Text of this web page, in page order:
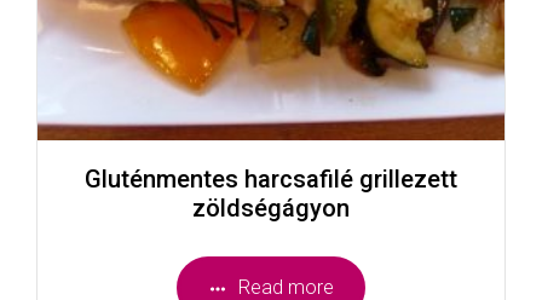
Gluténmentes harcsafilé grillezett
zöldségágyon
Read more